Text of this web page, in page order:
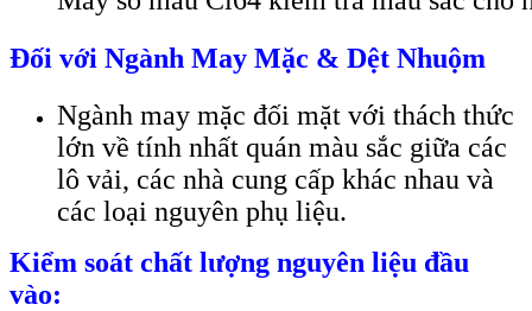
Đối với Ngành May Mặc & Dệt Nhuộm
Ngành may mặc đối mặt với thách thức
lớn về tính nhất quán màu sắc giữa các
lô vải, các nhà cung cấp khác nhau và
các loại nguyên phụ liệu.
Kiểm soát chất lượng nguyên liệu đầu
vào: